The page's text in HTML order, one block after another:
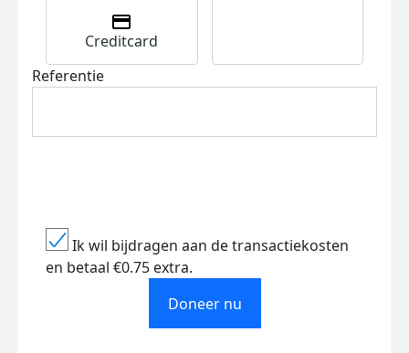
Creditcard
Referentie
Ik wil bijdragen aan de transactiekosten
en betaal €0.75 extra.
Doneer nu